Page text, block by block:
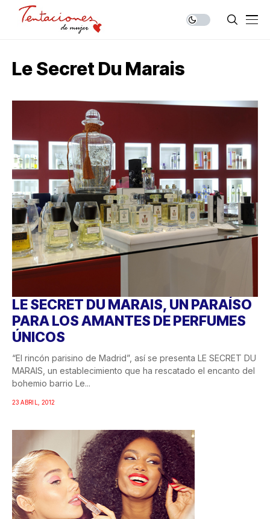
Le Secret Du Marais
LE SECRET DU MARAIS, UN PARAÍSO
PARA LOS AMANTES DE PERFUMES
ÚNICOS
“El rincón parisino de Madrid”, así se presenta LE SECRET DU
MARAIS, un establecimiento que ha rescatado el encanto del
bohemio barrio Le...
23 ABRIL, 2012